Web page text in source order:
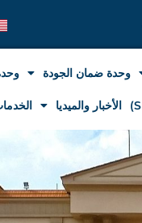
وحدة ضمان الجودة
الأخبار والميديا